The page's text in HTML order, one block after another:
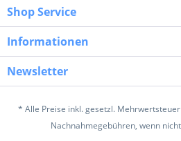
Shop Service
Informationen
Newsletter
* Alle Preise inkl. gesetzl.
Nachnahmegebühren, wenn